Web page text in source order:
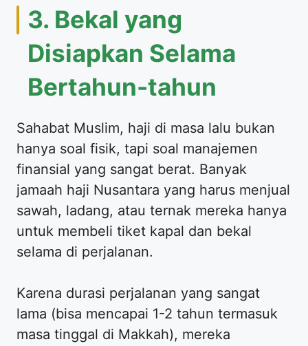
3. Bekal yang
Disiapkan Selama
Bertahun-tahun
Sahabat Muslim, haji di masa lalu bukan
hanya soal fisik, tapi soal manajemen
finansial yang sangat berat. Banyak
jamaah haji Nusantara yang harus menjual
sawah, ladang, atau ternak mereka hanya
untuk membeli tiket kapal dan bekal
selama di perjalanan.
Karena durasi perjalanan yang sangat
lama (bisa mencapai 1-2 tahun termasuk
masa tinggal di Makkah), mereka